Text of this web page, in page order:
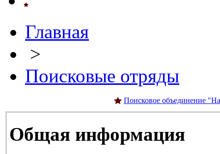
Главная
>
Поисковые отряды
Поисковое объединение
Общая информация